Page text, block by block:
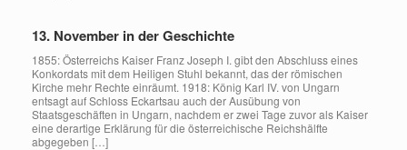
13. November in der Geschichte
1855: Österreichs Kaiser Franz Joseph I. gibt den Abschluss eines
Konkordats mit dem Heiligen Stuhl bekannt, das der römischen
Kirche mehr Rechte einräumt. 1918: König Karl IV. von Ungarn
entsagt auf Schloss Eckartsau auch der Ausübung von
Staatsgeschäften in Ungarn, nachdem er zwei Tage zuvor als Kaiser
eine derartige Erklärung für die österreichische Reichshälfte
abgegeben […]